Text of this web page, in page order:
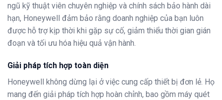
ngũ kỹ thuật viên chuyên nghiệp và chính sách bảo hành dài
hạn, Honeywell đảm bảo rằng doanh nghiệp của bạn luôn
được hỗ trợ kịp thời khi gặp sự cố, giảm thiểu thời gian gián
đoạn và tối ưu hóa hiệu quả vận hành.
Giải pháp tích hợp toàn diện
Honeywell không dừng lại ở việc cung cấp thiết bị đơn lẻ. Họ
mang đến giải pháp tích hợp hoàn chỉnh, bao gồm máy quét